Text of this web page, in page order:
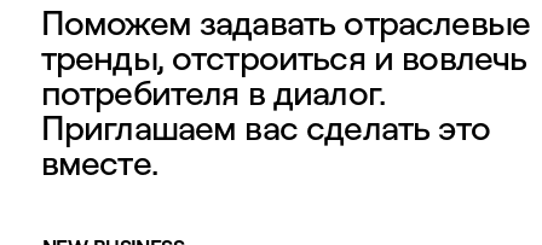
Producer
Дима
—
Art
director
Марфа
Art-
—
ВИЖН
Поможем задавать отраслевые
тренды, отстроиться и вовлечь
потребителя в диалог.
Приглашаем вас сделать это
вместе.